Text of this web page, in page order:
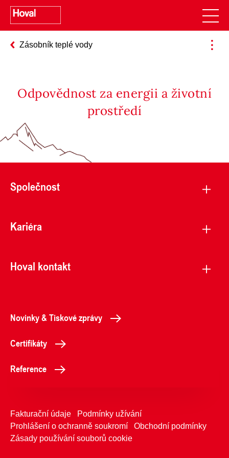
Zásobník teplé vody
Odpovědnost za energii a životní
prostředí
Společnost
Kariéra
Hoval kontakt
Novinky & Tiskové zprávy
Certifikáty
Reference
Fakturační údaje
Podmínky užívání
Prohlášení o ochranně soukromí
Obchodní podmínky
Zásady používání souborů cookie